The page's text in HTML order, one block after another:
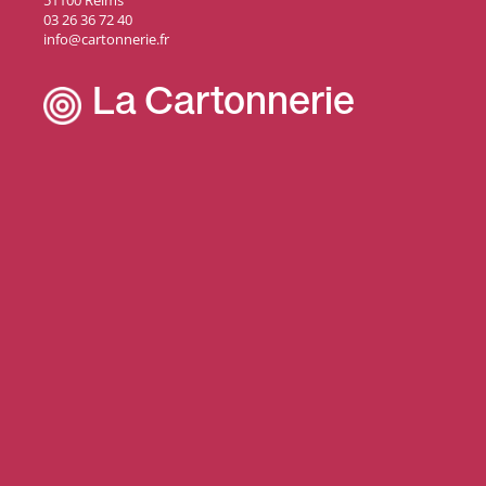
03 26 36 72 40
info@cartonnerie.fr
La Cartonnerie